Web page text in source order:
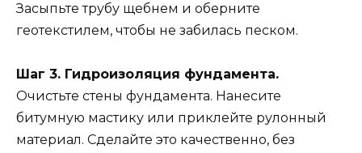
Засыпьте трубу щебнем и оберните
геотекстилем, чтобы не забилась песком.
Шаг 3. Гидроизоляция фундамента.
Очистьте стены фундамента. Нанесите
битумную мастику или приклейте рулонный
материал. Сделайте это качественно, без